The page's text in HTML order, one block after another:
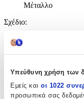
Υπεύθυνη χρήση των
Εμείς και οι 1022
προσωπικά σας
Μέταλλο
Σχέδιο:
με Χειρολαβή Γονέα:
Όχι